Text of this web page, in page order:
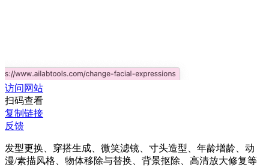
访问网站
扫码查看
复制链接
反馈
发型更换、穿搭生成、微笑滤镜、寸头造型、年龄增龄、动
漫/素描风格、物体移除与替换、背景抠除、高清放大修复等